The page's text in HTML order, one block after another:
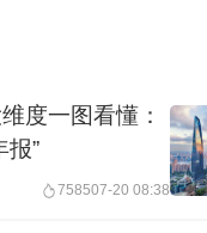
向好。和前一
高科技的制造
的态势。从就
就业的增长也是
度一图看懂：
报”
758507-20 08:38